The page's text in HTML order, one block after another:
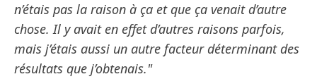
n’étais pas la raison à ça et que ça venait d’autre
chose. Il y avait en effet d’autres raisons parfois,
mais j’étais aussi un autre facteur déterminant des
résultats que j’obtenais."